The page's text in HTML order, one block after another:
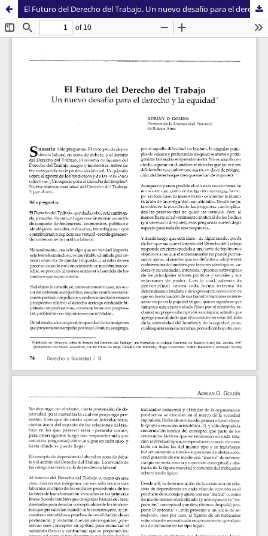
El Futuro del Derecho del Trabajo. Un nuevo desafío para el derecho y la equidad